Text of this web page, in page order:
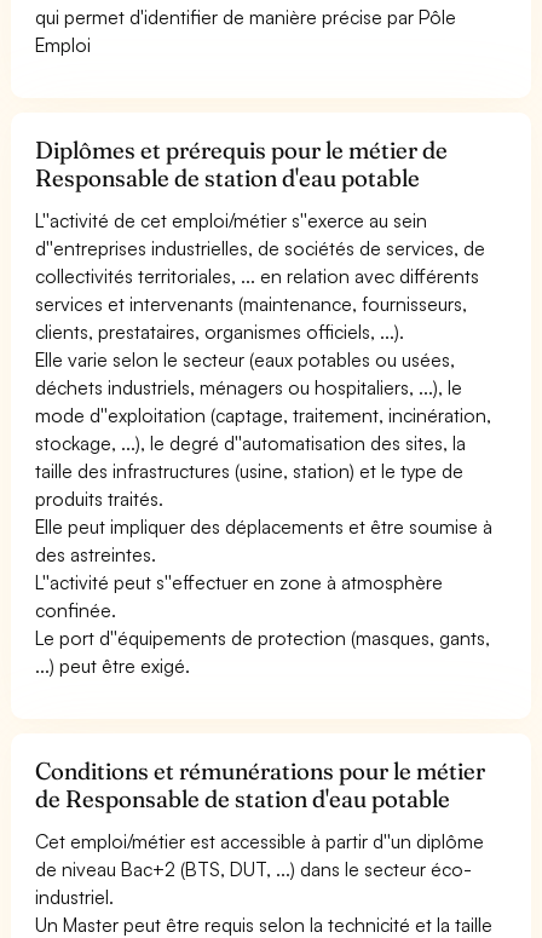
qui permet d'identifier de manière précise par Pôle
Emploi
Diplômes et prérequis pour le métier de
Responsable de station d'eau potable
L''activité de cet emploi/métier s''exerce au sein
d''entreprises industrielles, de sociétés de services, de
collectivités territoriales, ... en relation avec différents
services et intervenants (maintenance, fournisseurs,
clients, prestataires, organismes officiels, ...).
Elle varie selon le secteur (eaux potables ou usées,
déchets industriels, ménagers ou hospitaliers, ...), le
mode d''exploitation (captage, traitement, incinération,
stockage, ...), le degré d''automatisation des sites, la
taille des infrastructures (usine, station) et le type de
produits traités.
Elle peut impliquer des déplacements et être soumise à
des astreintes.
L''activité peut s''effectuer en zone à atmosphère
confinée.
Le port d''équipements de protection (masques, gants,
...) peut être exigé.
Conditions et rémunérations pour le métier
de Responsable de station d'eau potable
Cet emploi/métier est accessible à partir d''un diplôme
de niveau Bac+2 (BTS, DUT, ...) dans le secteur éco-
industriel.
Un Master peut être requis selon la technicité et la taille